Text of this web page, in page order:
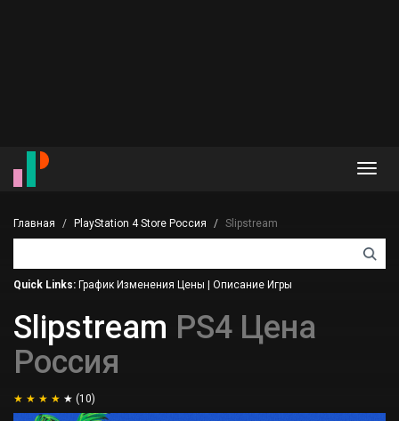
Главная PlayStation 4 Store Россия Slipstream
Quick Links: График Изменения Цены Описание Игры
Slipstream PS4 Цена
Россия
(10)